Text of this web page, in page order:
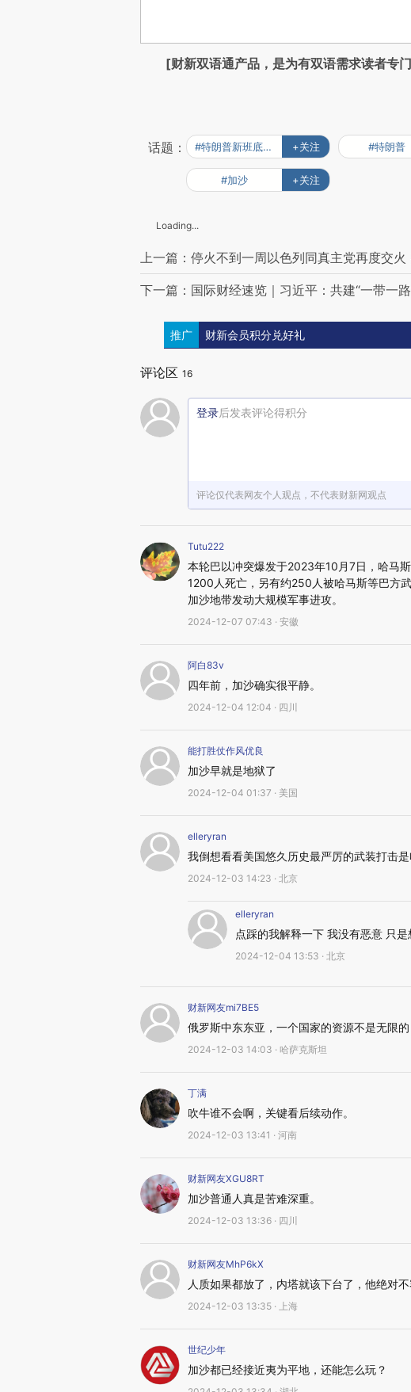
[财新双语通产品，是为有双语需求读者专
话题： #特朗普新班底出炉 +关注 #特朗普
#加沙 +关注
Loading...
上一篇：停火不到一周以色列同真主党再度交
下一篇：国际财经速览｜习近平：共建“一带一
推广 财新会员积分兑好礼
评论区 16
登录后发表评论得积分
评论仅代表网友个人观点，不代表财新网观点
Tutu222
本轮巴以冲突爆发于2023年10月7日，哈马
1200人死亡，另有约250人被哈马斯等巴方
加沙地带发动大规模军事进攻。
2024-12-07 07:43 · 安徽
阿白83v
四年前，加沙确实很平静。
2024-12-04 12:04 · 四川
能打胜仗作风优良
加沙早就是地狱了
2024-12-04 01:37 · 美国
elleryran
我倒想看看美国悠久历史最严厉的武装打击
2024-12-03 14:23 · 北京
elleryran
点踩的我解释一下 我没有恶意 只
2024-12-04 13:53 · 北京
财新网友mi7BE5
俄罗斯中东东亚，一个国家的资源不是无限
2024-12-03 14:03 · 哈萨克斯坦
丁满
吹牛谁不会啊，关键看后续动作。
2024-12-03 13:41 · 河南
财新网友XGU8RT
加沙普通人真是苦难深重。
2024-12-03 13:36 · 四川
财新网友MhP6kX
人质如果都放了，内塔就该下台了，他绝对
2024-12-03 13:35 · 上海
世纪少年
加沙都已经接近夷为平地，还能怎么玩？